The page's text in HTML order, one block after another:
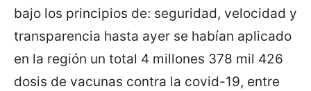
bajo los principios de: seguridad, velocidad y
transparencia hasta ayer se habían aplicado
en la región un total 4 millones 378 mil 426
dosis de vacunas contra la covid-19, entre